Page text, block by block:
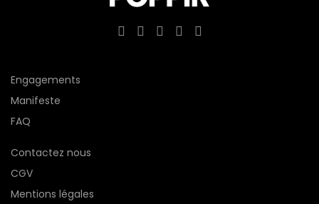
Engagements
Manifeste
FAQ
Contactez nous
CGV
Mentions légales